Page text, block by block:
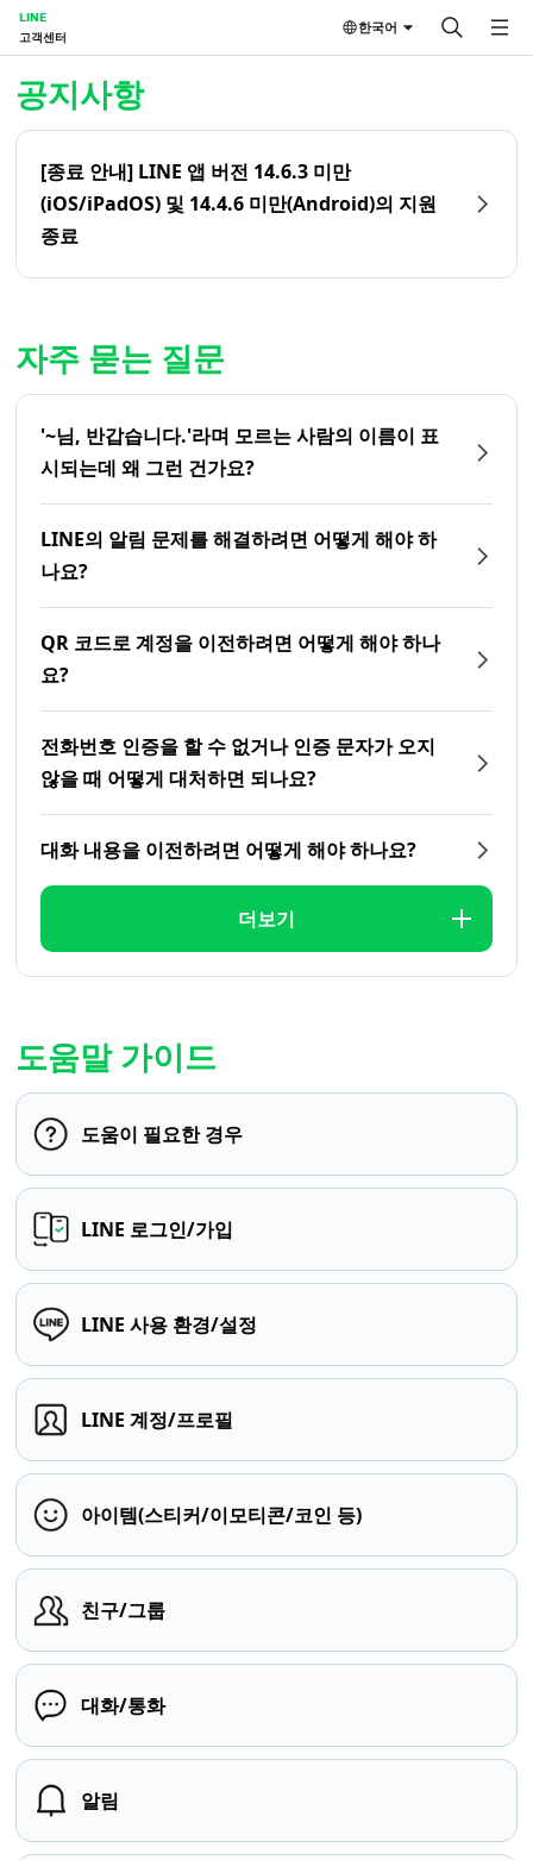
LINE
고객센터
한국어
공지사항
[종료 안내] LINE 앱 버전 14.6.3 미만
(iOS/iPadOS) 및 14.4.6 미만(Android)의 지원
종료
자주 묻는 질문
'~님, 반갑습니다.'라며 모르는 사람의 이름이 표
시되는데 왜 그런 건가요?
LINE의 알림 문제를 해결하려면 어떻게 해야 하
나요?
QR 코드로 계정을 이전하려면 어떻게 해야 하나
요?
전화번호 인증을 할 수 없거나 인증 문자가 오지
않을 때 어떻게 대처하면 되나요?
대화 내용을 이전하려면 어떻게 해야 하나요?
더보기
도움말 가이드
도움이 필요한 경우
LINE 로그인/가입
LINE 사용 환경/설정
LINE 계정/프로필
아이템(스티커/이모티콘/코인 등)
친구/그룹
대화/통화
알림